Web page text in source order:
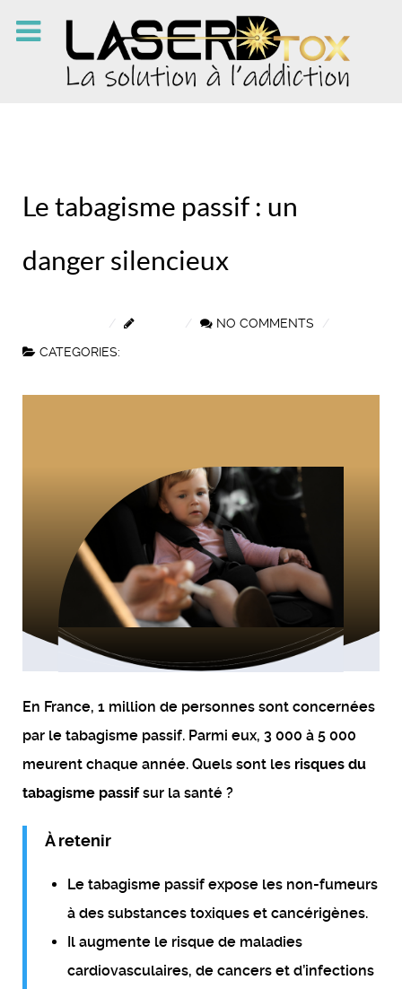
Le tabagisme passif : un
danger silencieux
NO COMMENTS
CATEGORIES:
En France, 1 million de personnes sont concernées
par le tabagisme passif. Parmi eux, 3 000 à 5 000
meurent chaque année. Quels sont les risques du
tabagisme passifsur la santé ?
À retenir
Le tabagisme passif expose les non-fumeurs
à des substances toxiques et cancérigènes.
Il augmente le risque de maladies
cardiovasculaires, de cancers et d’infections